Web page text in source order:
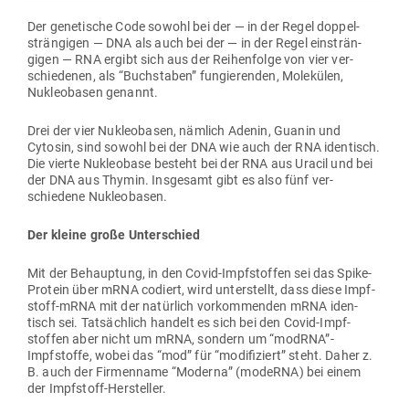
Der gene­tische Code sowohl bei der — in der Regel dop­pel­
strän­gigen — DNA als auch bei der — in der Regel ein­strän­
gigen — RNA ergibt sich aus der Rei­hen­folge von vier ver­
schie­denen, als “Buch­staben” fun­gie­renden, Mole­külen,
Nukleo­basen genannt.
Drei der vier Nukleo­basen, nämlich Adenin, Guanin und
Cytosin, sind sowohl bei der DNA wie auch der RNA iden­tisch.
Die vierte Nukleobase besteht bei der RNA aus Uracil und bei
der DNA aus Thymin. Ins­gesamt gibt es also fünf ver­
schiedene Nukleobasen.
Der kleine große Unterschied
Mit der Behauptung, in den Covid-Impf­stoffen sei das Spike-
Protein über mRNA codiert, wird unter­stellt, dass diese Impf­
stoff-mRNA mit der natürlich vor­kom­menden mRNA iden­
tisch sei. Tat­sächlich handelt es sich bei den Covid-Impf­
stoffen aber nicht um mRNA, sondern um “modRNA”-
Impfstoffe, wobei das “mod” für “modi­fi­ziert” steht. Daher z.
B. auch der Fir­menname “Moderna” (modeRNA) bei einem
der Impfstoff-Hersteller.